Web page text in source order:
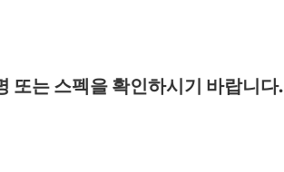
또는 스펙을 확인하시기 바랍니다.